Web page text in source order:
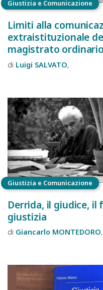
Giustizia e Comunicazione
Limiti alla
extraistituzionale
magistrato ordinario
Luigi SALVATO
Giustizia e Comunicazione
Derrida, il giudice, il
giustizia
Giancarlo MONTEDORO